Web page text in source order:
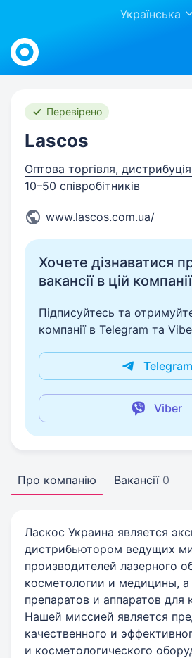
Українська
Work.ua
Перевірено
Lascos
Оптова торгівля,
10–50 співробітників
www.lascos.com.ua/
Хочете дізнаватися
вакансії в цій
Підписуйтесь та отримуйте
компанії в Telegram та
Telegram
Viber
Про компанію Вакансії 0
Ласкос Украина является
дистрибьютором ведущих
производителей лазерного
косметологии и медицины,
препаратов и аппаратов для
Нашей миссией является
качественного и
и косметологического